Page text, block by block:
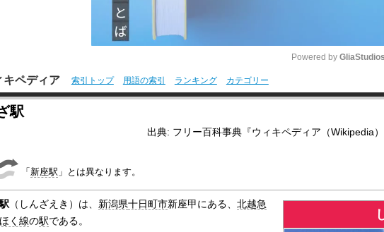
M
t
Powered by GliaStudios
キペディア 索引トップ 用語の索引 ランキング カテゴリー
駅
出典: フリー百科事典『ウィキペディア（Wikipedia
「 新座駅 」とは異なります。
（しんざえき）は、 新潟県十日町市新座甲にある、 北越急
く線の駅である。